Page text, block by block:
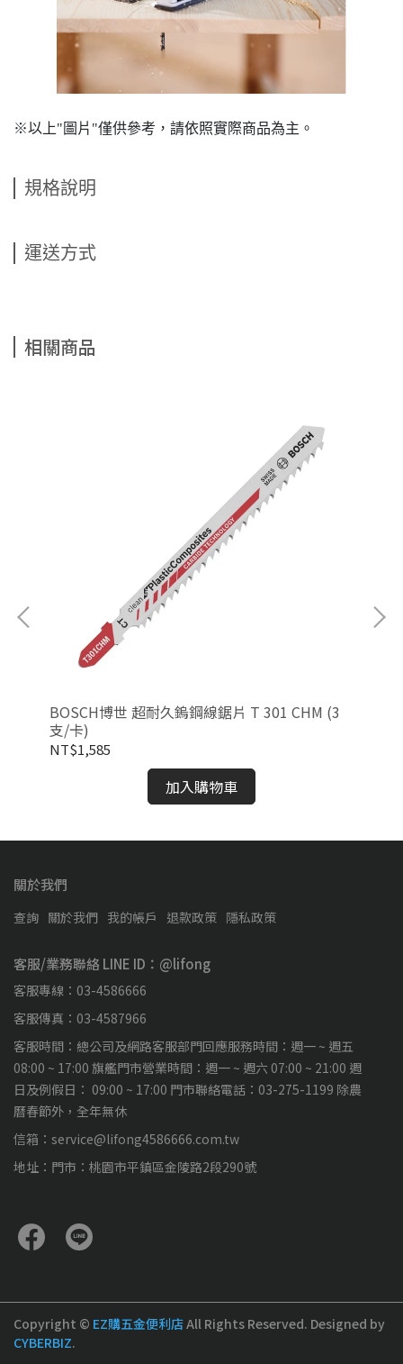
※以上"圖片"僅供參考，請依照實際商品為主。
規格說明
運送方式
相關商品
BOSCH博世 超耐久鎢鋼線鋸片 T 301 CHM (3
支/卡)
NT$1,585
加入購物車
關於我們
查詢 關於我們 我的帳戶 退款政策 隱私政策
客服/業務聯絡 LINE ID：@lifong
客服專線：03-4586666
客服傳真：03-4587966
客服時間：總公司及網路客服部門回應服務時間：週一 ~ 週五
08:00 ~ 17:00 旗艦門市營業時間：週一 ~ 週六 07:00 ~ 21:00 週
日及例假日： 09:00 ~ 17:00 門市聯絡電話：03-275-1199 除農
曆春節外，全年無休
信箱：service@lifong4586666.com.tw
地址：門市：桃園市平鎮區金陵路2段290號
Copyright © EZ購五金便利店All Rights Reserved. Designed by
CYBERBIZ.